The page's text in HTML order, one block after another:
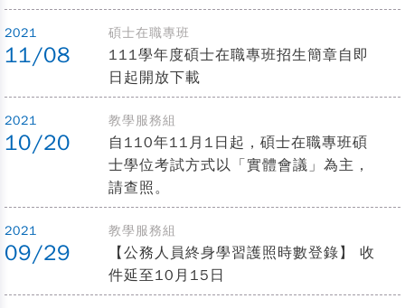
2021
11/08
碩士在職專班
111學年度碩士在職專班招生簡章自即
日起開放下載
2021
10/20
教學服務組
自110年11月1日起，碩士在職專班碩
士學位考試方式以「實體會議」為主，
請查照。
2021
09/29
教學服務組
【公務人員終身學習護照時數登錄】 收
件延至10月15日